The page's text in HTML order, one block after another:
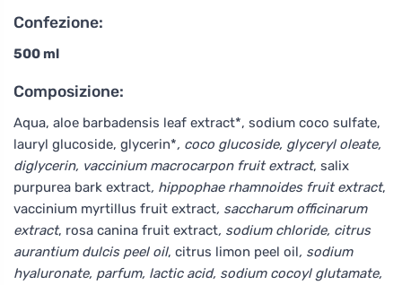
Confezione:
500 ml
Composizione:
Aqua, aloe barbadensis leaf extract*, sodium coco sulfate,
lauryl glucoside, glycerin*, coco glucoside, glyceryl oleate,
diglycerin, vaccinium macrocarpon fruit extract, salix
purpurea bark extract, hippophae rhamnoides fruit extract,
vaccinium myrtillus fruit extract, saccharum officinarum
extract, rosa canina fruit extract, sodium chloride, citrus
aurantium dulcis peel oil, citrus limon peel oil, sodium
hyaluronate, parfum, lactic acid, sodium cocoyl glutamate,